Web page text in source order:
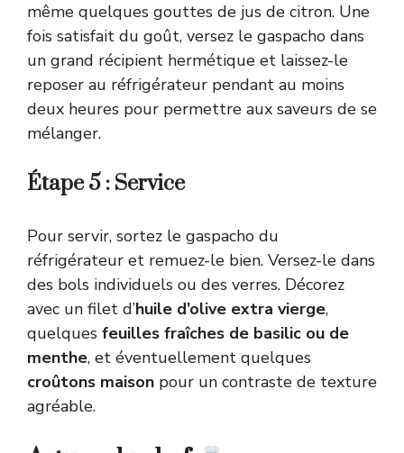
même quelques gouttes de jus de citron. Une
fois satisfait du goût, versez le gaspacho dans
un grand récipient hermétique et laissez-le
reposer au réfrigérateur pendant au moins
deux heures pour permettre aux saveurs de se
mélanger.
Étape 5 : Service
Pour servir, sortez le gaspacho du
réfrigérateur et remuez-le bien. Versez-le dans
des bols individuels ou des verres. Décorez
avec un filet d’huile d’olive extra vierge,
quelques feuilles fraîches de basilic ou de
menthe, et éventuellement quelques
croûtons maison pour un contraste de texture
agréable.